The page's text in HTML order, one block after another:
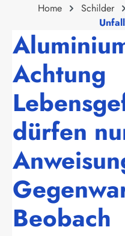
Home Schilder
Achtung
dürfen
Beobach